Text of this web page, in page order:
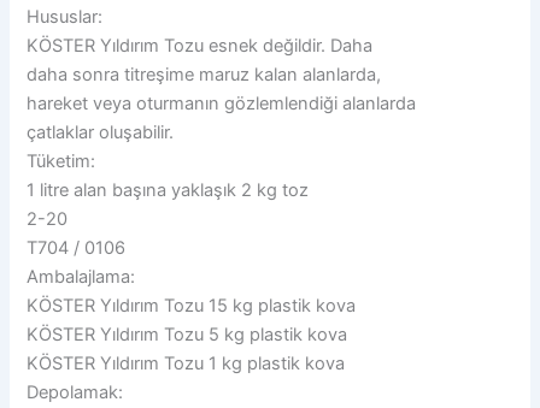
Hususlar:
KÖSTER Yıldırım Tozu esnek değildir. Daha
daha sonra titreşime maruz kalan alanlarda,
hareket veya oturmanın gözlemlendiği alanlarda
çatlaklar oluşabilir.
Tüketim:
1 litre alan başına yaklaşık 2 kg toz
2-20
T704 / 0106
Ambalajlama:
KÖSTER Yıldırım Tozu 15 kg plastik kova
KÖSTER Yıldırım Tozu 5 kg plastik kova
KÖSTER Yıldırım Tozu 1 kg plastik kova
Depolamak: